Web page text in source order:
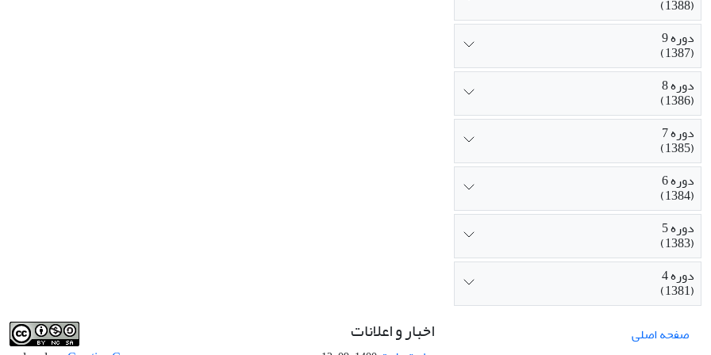
(1388)
دوره 9
(1387)
دوره 8
(1386)
دوره 7
(1385)
دوره 6
(1384)
دوره 5
(1383)
دوره 4
(1381)
صفحه اصلی
اخبار و اعلانات